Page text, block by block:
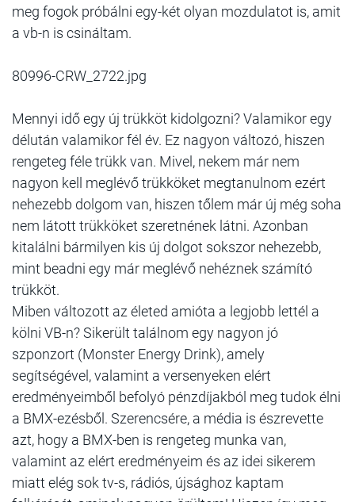
meg fogok próbálni egy-két olyan mozdulatot is, amit
a vb-n is csináltam.
80996-CRW_2722.jpg
Mennyi idő egy új trükköt kidolgozni? Valamikor egy
délután valamikor fél év. Ez nagyon változó, hiszen
rengeteg féle trükk van. Mivel, nekem már nem
nagyon kell meglévő trükköket megtanulnom ezért
nehezebb dolgom van, hiszen tőlem már új még soha
nem látott trükköket szeretnének látni. Azonban
kitalálni bármilyen kis új dolgot sokszor nehezebb,
mint beadni egy már meglévő nehéznek számító
trükköt.
Miben változott az életed amióta a legjobb lettél a
kölni VB-n? Sikerült találnom egy nagyon jó
szponzort (Monster Energy Drink), amely
segítségével, valamint a versenyeken elért
eredményeimből befolyó pénzdíjakból meg tudok élni
a BMX-ezésből. Szerencsére, a média is észrevette
azt, hogy a BMX-ben is rengeteg munka van,
valamint az elért eredményeim és az idei sikerem
miatt elég sok tv-s, rádiós, újsághoz kaptam